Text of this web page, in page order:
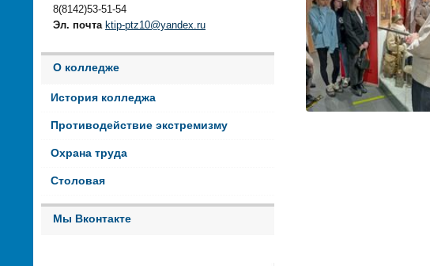
8(8142)53-51-54
Эл. почта ktip-ptz10@yandex.ru
О колледже
История колледжа
Противодействие экстремизму
Охрана труда
Столовая
Мы Вконтакте